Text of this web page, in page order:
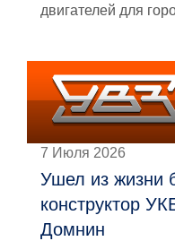
двигателей для
7 Июля 2026
Ушел из жизни
конструктор
Домнин